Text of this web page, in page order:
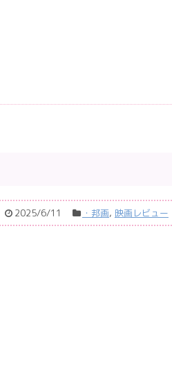
2025/6/11 ・邦画, 映画レビュー